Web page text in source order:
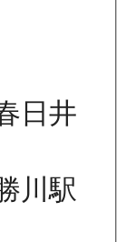
日井
川駅